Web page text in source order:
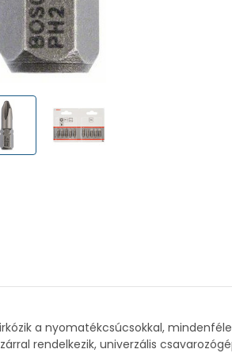
a nyomatékcsúcsokkal,
rendelkezik, univerzális